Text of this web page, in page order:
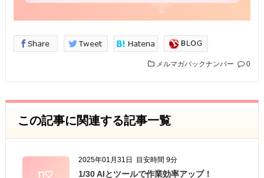
メルマガバックナンバー 0
この記事に関連する記事一覧
2025年01月31日 目安時間 9分
1/30 AIとツールで作業効率アップ！